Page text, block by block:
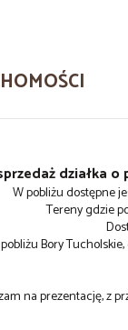
działka
W pobliżu dostępne
Tereny gdzie
Bory
na prezentację, z